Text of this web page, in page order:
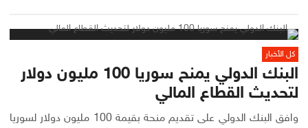
كل الأخبار
البنك الدولي يمنح سوريا 100 مليون دولار
لتحديث القطاع المالي
وافق البنك الدولي على تقديم منحة بقيمة 100 مليون دولار لسوريا